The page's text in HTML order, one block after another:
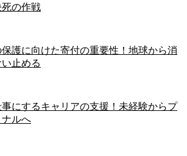
の作戦
護に向けた寄付の重要性！地球から消
止める
にするキャリアの支援！未経験からプ
ナルへ